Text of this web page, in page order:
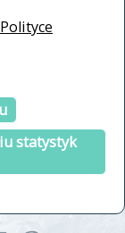
Polityce
statystyk